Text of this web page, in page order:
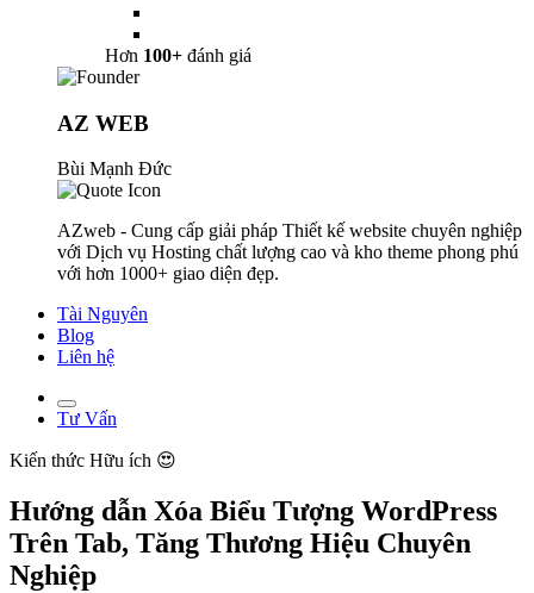
Hơn 100+ đánh giá
AZ WEB
Bùi Mạnh Đức
AZweb - Cung cấp giải pháp Thiết kế website chuyên nghiệp
với Dịch vụ Hosting chất lượng cao và kho theme phong phú
với hơn 1000+ giao diện đẹp.
Tài Nguyên
Blog
Liên hệ
Tư Vấn
Kiến thức Hữu ích 😍
Hướng dẫn Xóa Biểu Tượng WordPress
Trên Tab, Tăng Thương Hiệu Chuyên
Nghiệp